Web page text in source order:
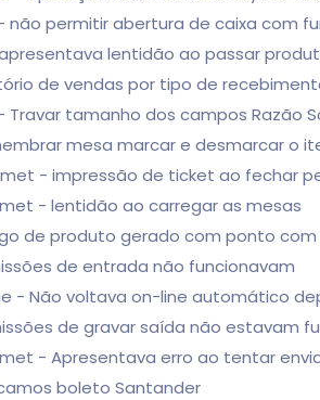
- não permitir abertura de caixa com
apresentava lentidão ao passar
de vendas por tipo de
- Travar tamanho dos campos Razão
mesa marcar e desmarcar
- impressão de ticket ao fechar
- lentidão ao carregar as mesas
de produto gerado com ponto
de entrada não funcionavam
- Não voltava on-line automático
de gravar saída não estavam
- Apresentava erro ao tentar
boleto Santander